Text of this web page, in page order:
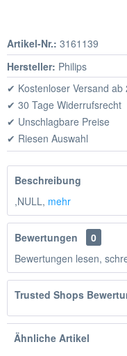
Artikel-Nr.: 3161139
Hersteller: Philips
✔ Kostenloser Versand ab
✔ 30 Tage Widerrufsrecht
✔ Unschlagbare Preise
✔ Riesen Auswahl
Beschreibung
,NULL, mehr
Bewertungen
0
Bewertungen lesen,
Trusted Shops
Ähnliche Artikel